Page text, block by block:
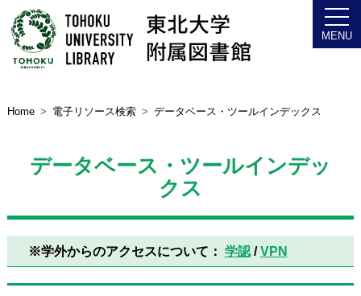
Home 電子リソース検索 データベース・ツールインデックス
データベース・ツールインデッ
クス
※学外からのアクセスについて： 学認/VPN